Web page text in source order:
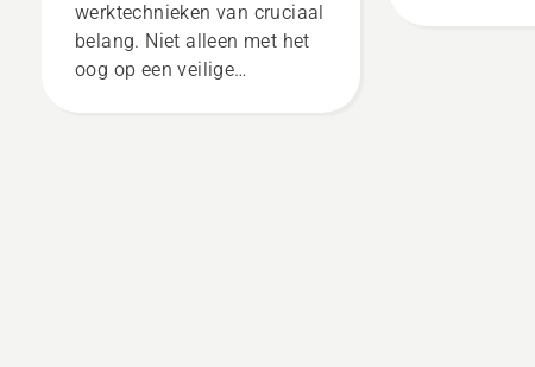
werktechnieken van cruciaal
belang. Niet alleen met het
oog op een veilige